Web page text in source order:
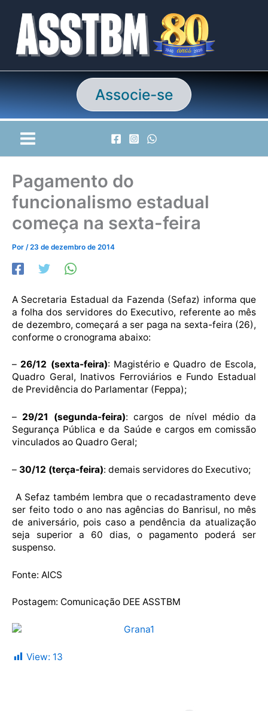
conteúdo
Associe-se
Pagamento do
funcionalismo estadual
começa na sexta-feira
Por /23 de dezembro de 2014
A Secretaria Estadual da Fazenda (Sefaz) informa que
a folha dos servidores do Executivo, referente ao mês
de dezembro, começará a ser paga na sexta-feira (26),
conforme o cronograma abaixo:
– 26/12 (sexta-feira): Magistério e Quadro de Escola,
Quadro Geral, Inativos Ferroviários e Fundo Estadual
de Previdência do Parlamentar (Feppa);
– 29/21 (segunda-feira): cargos de nível médio da
Segurança Pública e da Saúde e cargos em comissão
vinculados ao Quadro Geral;
– 30/12 (terça-feira): demais servidores do Executivo;
A Sefaz também lembra que o recadastramento deve
ser feito todo o ano nas agências do Banrisul, no mês
de aniversário, pois caso a pendência da atualização
seja superior a 60 dias, o pagamento poderá ser
suspenso.
Fonte: AICS
Postagem: Comunicação DEE ASSTBM
View: 13